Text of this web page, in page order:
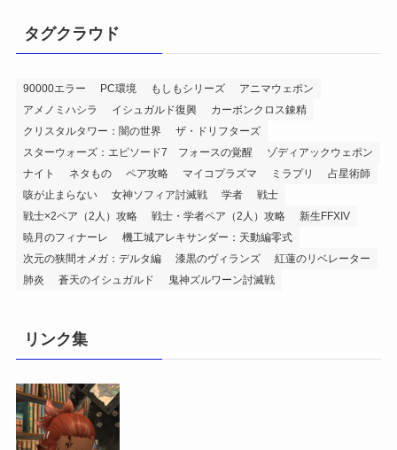
タグクラウド
90000エラー PC環境 もしもシリーズ
アニマウェポン
アメノミハシラ
イシュガルド復興
カーボンクロス錬精
クリスタルタワー：闇の世界
ザ・ドリフターズ
スターウォーズ：エピソード7 フォースの覚醒
ゾディアックウェポン
ナイト
ネタもの ペア攻略 マイコプラズマ ミラプリ
占星術師
咳が止まらない
女神ソフィア討滅戦 学者
戦士
戦士×2ペア（2人）攻略
戦士・学者ペア（2人）攻略
新生FFXIV
暁月のフィナーレ
機工城アレキサンダー：天動編零式
次元の狭間オメガ：デルタ編
漆黒のヴィランズ
紅蓮のリベレーター
肺炎
蒼天のイシュガルド 鬼神ズルワーン討滅戦
リンク集